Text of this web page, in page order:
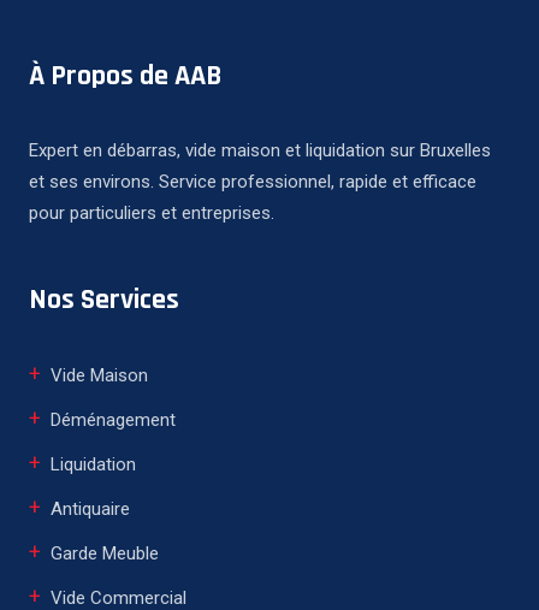
À Propos de AAB
Expert en débarras, vide maison et liquidation sur Bruxelles
et ses environs. Service professionnel, rapide et efficace
pour particuliers et entreprises.
Nos Services
Vide Maison
Déménagement
Liquidation
Antiquaire
Garde Meuble
Vide Commercial